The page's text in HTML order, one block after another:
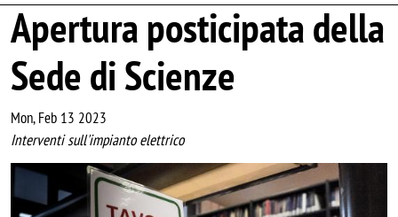
Apertura posticipata della
Sede di Scienze
Mon, Feb 13 2023
Interventi sull'impianto elettrico
Image